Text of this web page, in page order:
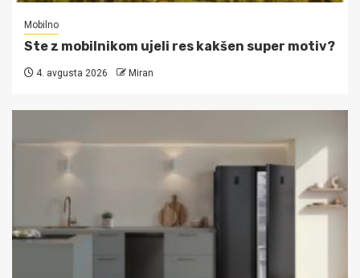
Mobilno
Ste z mobilnikom ujeli res kakšen super motiv?
4. avgusta 2026 Miran